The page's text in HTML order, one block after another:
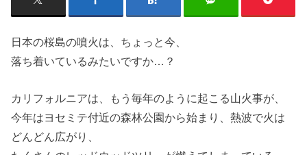
日本の桜島の噴火は、ちょっと今、
落ち着いているみたいですか…？
カリフォルニアは、もう毎年のように起こる山火事が、
今年はヨセミテ付近の森林公園から始まり、熱波で火は
どんどん広がり、